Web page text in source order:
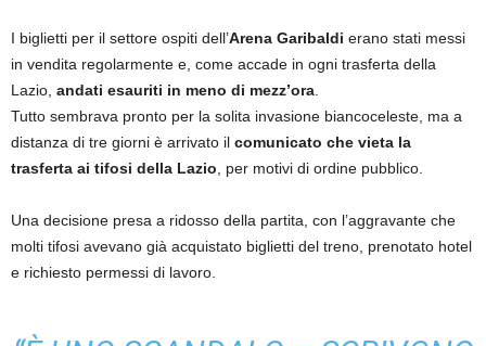
I biglietti per il settore ospiti dell’Arena Garibaldi erano stati messi
in vendita regolarmente e, come accade in ogni trasferta della
Lazio, andati esauriti in meno di mezz’ora
Tutto sembrava pronto per la solita invasione biancoceleste, ma a
distanza di tre giorni è arrivato il comunicato che vieta la
trasferta ai tifosi della Lazio , per motivi di ordine pubblico.
Una decisione presa a ridosso della partita, con l’aggravante che
molti tifosi avevano già acquistato biglietti del treno, prenotato hotel
e richiesto permessi di lavoro.